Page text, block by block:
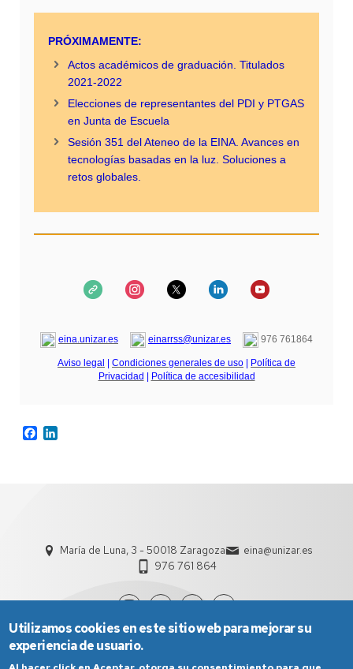
PRÓXIMAMENTE:
Actos académicos de graduación. Titulados
2021-2022
Elecciones de representantes del PDI y PTGAS
en Junta de Escuela
Sesión 351 del Ateneo de la EINA. Avances en
tecnologías basadas en la luz. Soluciones a
retos globales.
eina.unizar.es einarrss@unizar.es 976 761864
Aviso legal Condiciones generales de uso
Política de
Privacidad
Política de accesibilidad
Facebook
María de Luna, 3 - 50018 Zaragoza
eina@unizar.es
976 761 864
Utilizamos cookies en este sitio web para mejorar su
experiencia de usuario.